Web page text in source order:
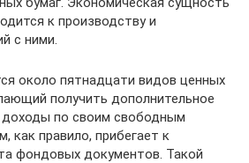
к производству и
с ними.
около пятнадцати видов ценных
получить дополнительное
доходы по своим свободным
как правило, прибегает к
фондовых документов. Такой